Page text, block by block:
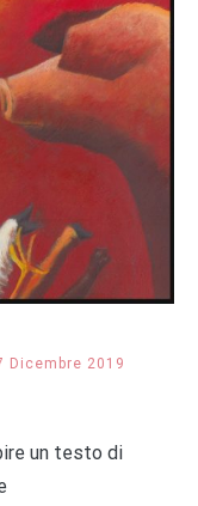
Dicembre 2019
un testo di